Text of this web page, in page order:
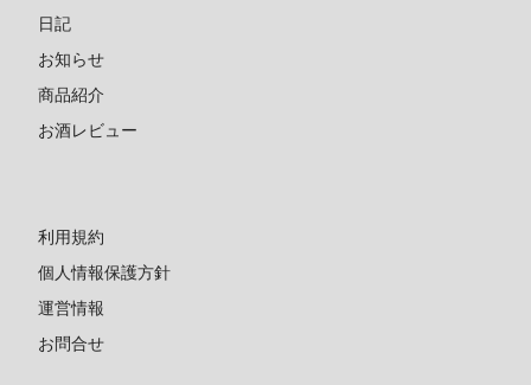
日記
お知らせ
商品紹介
お酒レビュー
利用規約
個人情報保護方針
運営情報
お問合せ